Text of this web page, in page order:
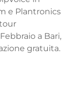
e Plantronics
a Bari,
gratuita.